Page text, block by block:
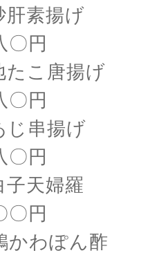
素揚げ
こ唐揚げ
じ串揚げ
婦羅
円
ぽん酢